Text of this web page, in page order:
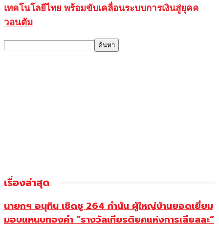
เทคโนโลยีไทย พร้อมขับเคลื่อนระบบการเงินสู่ยุคค
วอนตัม
เรื่องล่าสุด
นายกฯ อนุทิน เชิดชู 264 กำนัน ผู้ใหญ่บ้านยอดเยี่ยม
มอบแหนบทองคำ “รางวัลเกียรติยศแห่งการเสียสละ”